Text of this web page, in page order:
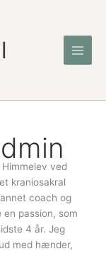
ved
kraniosakral
coach og
passion, som
4 år. Jeg
med hænder,